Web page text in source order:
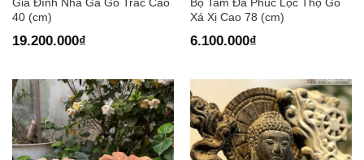
40 (cm)
19.200.000₫
Xá Xị Cao 78 (cm)
6.100.000₫